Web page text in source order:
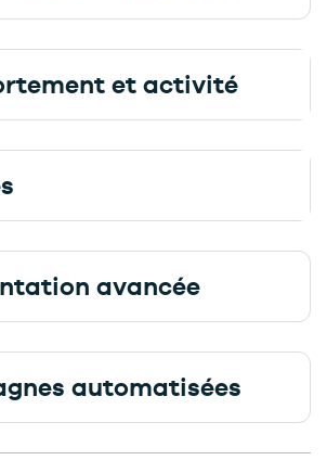
et activité
avancée
automatisées